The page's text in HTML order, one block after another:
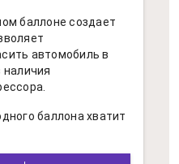
баллоне создает
автомобиль в
наличия
баллона хватит